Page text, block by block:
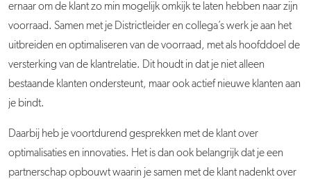
ernaar om de klant zo min mogelijk omkijk te laten hebben naar zijn
voorraad. Samen met je Districtleider en collega’s werk je aan het
uitbreiden en optimaliseren van de voorraad, met als hoofddoel de
versterking van de klantrelatie. Dit houdt in dat je niet alleen
bestaande klanten ondersteunt, maar ook actief nieuwe klanten aan
je bindt.
Daarbij heb je voortdurend gesprekken met de klant over
optimalisaties en innovaties. Het is dan ook belangrijk dat je een
partnerschap opbouwt waarin je samen met de klant nadenkt over